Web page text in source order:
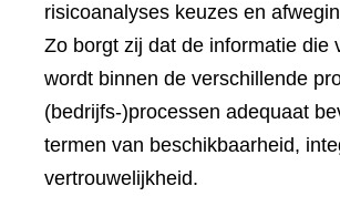
risicoanalyses keuzes en
Zo borgt zij dat de informatie die
wordt binnen de verschillende
(bedrijfs-)processen adequaat
termen van beschikbaarheid,
vertrouwelijkheid.